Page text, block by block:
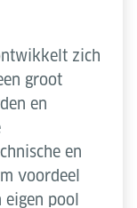
zich
groot
en
en
voordeel
pool